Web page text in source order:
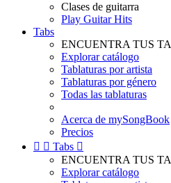
Clases de guitarra
Play Guitar Hits
Tabs
ENCUENTRA TUS
Explorar catálogo
Tablaturas por artista
Tablaturas por género
Todas las tablaturas
Acerca de mySongBook
Precios
  Tabs 
ENCUENTRA TUS
Explorar catálogo